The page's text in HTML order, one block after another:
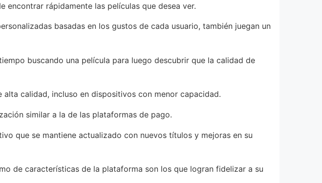
encontrar rápidamente las películas que desea ver.
basadas en los gustos de cada usuario, también juegan un
buscando una película para luego descubrir que la calidad de
calidad, incluso en dispositivos con menor capacidad.
similar a la de las plataformas de pago.
que se mantiene actualizado con nuevos títulos y mejoras en su
de características de la plataforma son los que logran fidelizar a su